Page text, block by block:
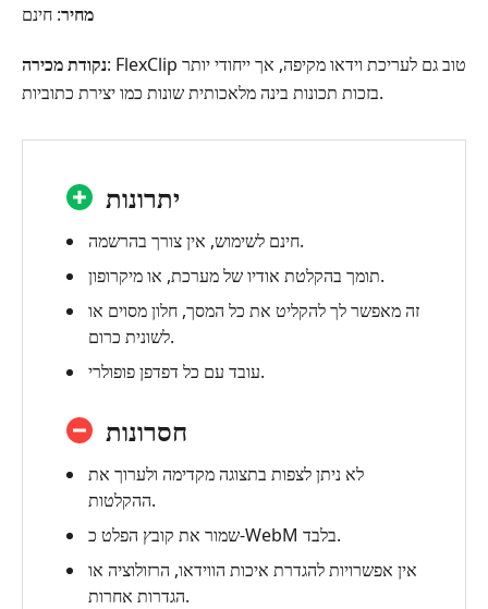
מחיר: חינם
נקודת מכירה: FlexClip טוב גם לעריכת וידאו מקיפה, אך ייחודי יותר
בזכות תכונות בינה מלאכותית שונות כמו יצירת כתוביות.
יתרונות
חינם לשימוש, אין צורך בהרשמה.
תומך בהקלטת אודיו של מערכת, או מיקרופון.
זה מאפשר לך להקליט את כל המסך, חלון מסוים או
לשונית כרום.
עובד עם כל דפדפן פופולרי.
חסרונות
לא ניתן לצפות בתצוגה מקדימה ולערוך את
ההקלטות.
שמור את קובץ הפלט כ-WebM בלבד.
אין אפשרויות להגדרת איכות הווידאו, הרזולוציה או
הגדרות אחרות.